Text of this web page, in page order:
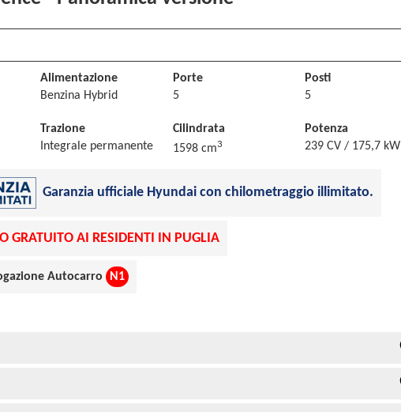
Alimentazione
Benzina Hybrid
Porte
5
Posti
5
Trazione
Integrale permanente
Cilindrata
1598 cm3
Potenza
239 CV / 175,7 kW
Garanzia ufficiale Hyundai con chilometraggio illimitato.
GRATUITO AI RESIDENTI IN PUGLIA
Autocarro N1